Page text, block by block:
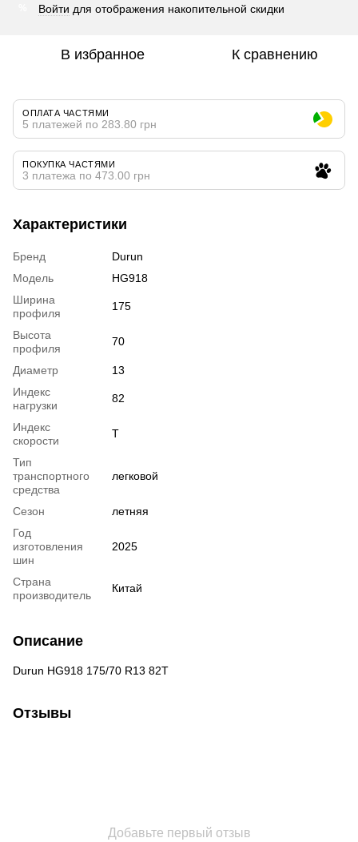
Войти для отображения накопительной скидки
В избранное К сравнению
ОПЛАТА ЧАСТЯМИ
5 платежей по 283.80 грн
ПОКУПКА ЧАСТЯМИ
3 платежа по 473.00 грн
Характеристики
Бренд
Durun
Модель
HG918
Ширина
профиля
175
Высота
профиля
70
Диаметр
13
Индекс
нагрузки
82
Индекс
скорости
T
Тип
транспортного
средства
легковой
Сезон
летняя
Год
изготовления
шин
2025
Страна
производитель
Китай
Описание
Durun HG918 175/70 R13 82T
Отзывы
Добавьте первый отзыв